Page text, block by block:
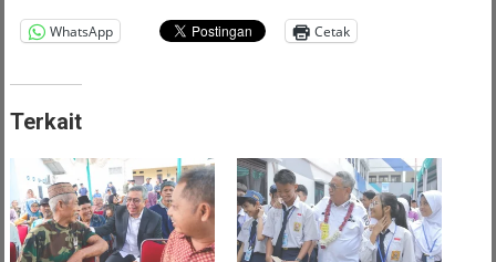
WhatsApp Cetak
Terkait